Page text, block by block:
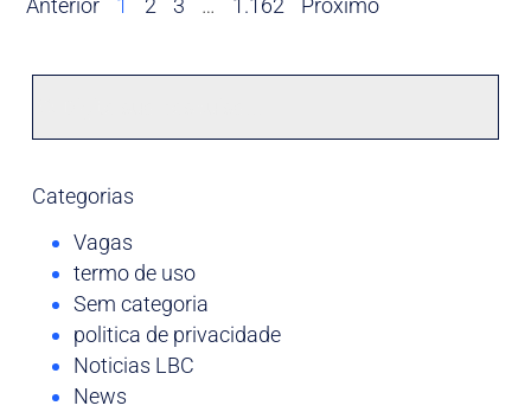
Anterior 1 2 3 … 1.162 Próximo
Categorias
Vagas
termo de uso
Sem categoria
politica de privacidade
Noticias LBC
News